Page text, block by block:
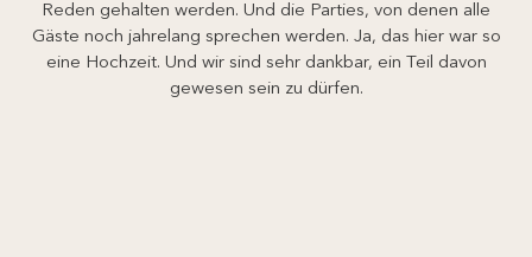
Reden gehalten werden. Und die Parties, von denen alle
Gäste noch jahrelang sprechen werden. Ja, das hier war so
eine Hochzeit. Und wir sind sehr dankbar, ein Teil davon
gewesen sein zu dürfen.